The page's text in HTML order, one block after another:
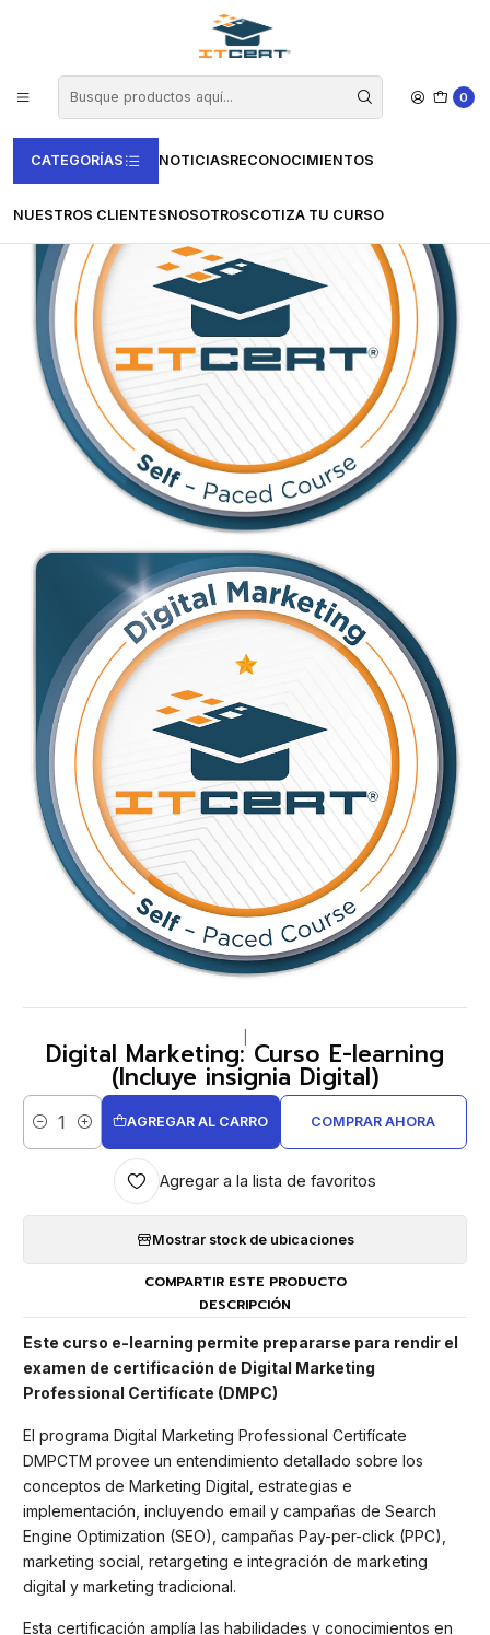
0
CATEGORÍAS NOTICIASRECONOCIMIENTOS
NUESTROS CLIENTESNOSOTROSCOTIZA TU CURSO
Certiprof - ITCERT®
Digital Marketing: Curso E-learning (Incluye insignia Digital)
Digital Marketing: Curso E-learning
(Incluye insignia Digital)
Cantidad
AGREGAR AL CARRO COMPRAR AHORA
Agregar a la lista de favoritos
Mostrar stock de ubicaciones
COMPARTIR ESTE PRODUCTO
DESCRIPCIÓN
Este curso e-learning permite prepararse para rendir el
examen de certificación de Digital Marketing
Professional Certifícate (DMPC)
El programa Digital Marketing Professional Certifícate
DMPCTM provee un entendimiento detallado sobre los
conceptos de Marketing Digital, estrategias e
implementación, incluyendo email y campañas de Search
Engine Optimization (SEO), campañas Pay-per-click (PPC),
marketing social, retargeting e integración de marketing
digital y marketing tradicional.
Esta certificación amplía las habilidades y conocimientos en